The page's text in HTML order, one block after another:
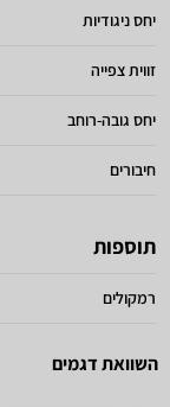
יחס ניגודיות
זווית צפייה
יחס גובה-רוחב
חיבורים
תוספות
רמקולים
השוואת דגמים